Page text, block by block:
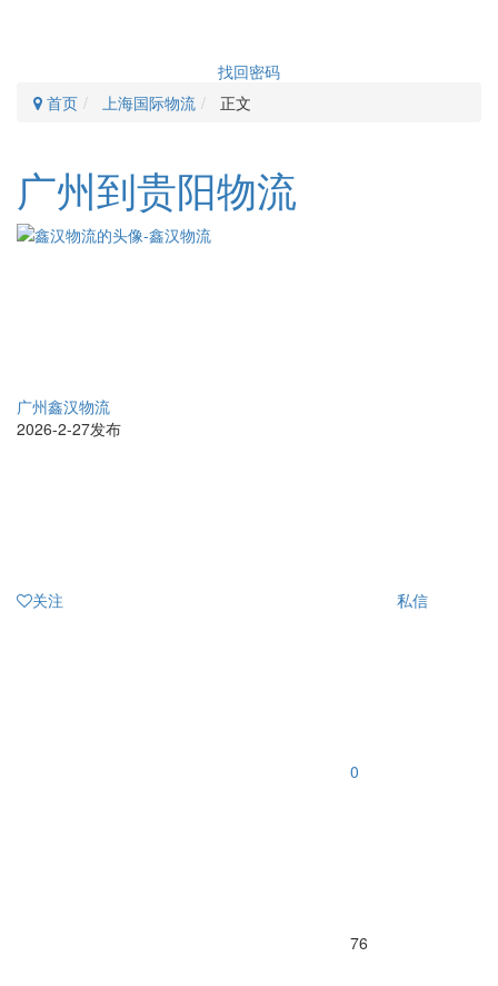
找回密码
首页
上海国际物流 正文
广州到贵阳物流
广州鑫汉物流
2026-2-27发布
关注 私信
0
76